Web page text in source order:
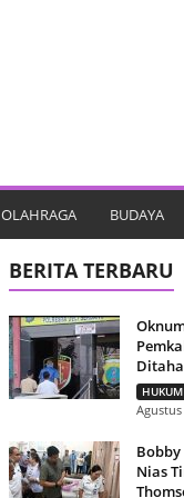
OLAHRAGA BUDAYA
BERITA TERBARU
Agustus
Nias